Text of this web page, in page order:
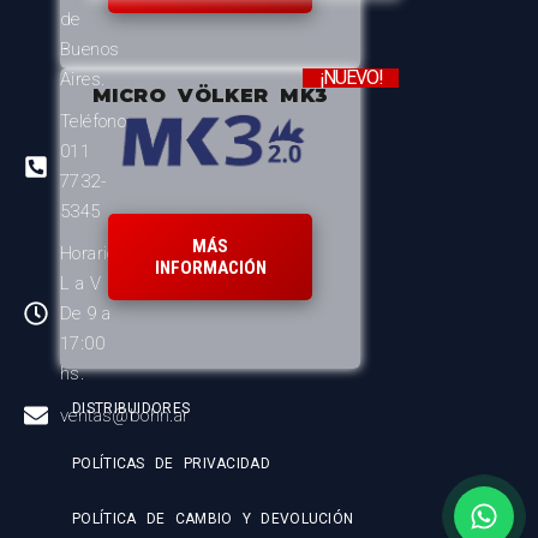
de
Buenos
Aires.
Teléfono:
011
7732-
5345
Horario:
L a V
De 9 a
17:00
hs.
ventas@bohn.ar
MICRO VÖLKER MK3
¡NUEVO!
MÁS
INFORMACIÓN
DISTRIBUIDORES
POLÍTICAS DE PRIVACIDAD
POLÍTICA DE CAMBIO Y DEVOLUCIÓN